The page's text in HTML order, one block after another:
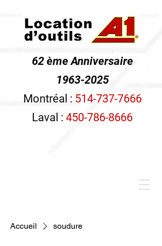
62 ème Anniversaire
1963-2025
Montréal : 514-737-7666
Laval : 450-786-8666
Accueil soudure